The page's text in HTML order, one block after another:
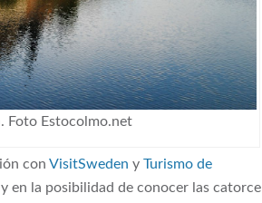
Foto Estocolmo.net
con VisitSweden y Turismo de
en la posibilidad de conocer las catorce